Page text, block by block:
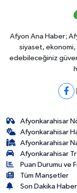
Afyon Ana Haber;
siyaset,
edebileceğiniz
Afyonkarahisar
Afyonkarahisar
Afyonkarahisar
Afyonkarahisar
Puan Durumu ve
Tüm Manşetler
Son Dakika